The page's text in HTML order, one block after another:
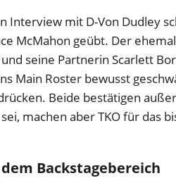
Interview mit D-Von Dudley
McMahon geübt. Der
seine Partnerin Scarlett
Main Roster bewusst
Beide bestätigen
machen aber TKO für das
Backstagebereich